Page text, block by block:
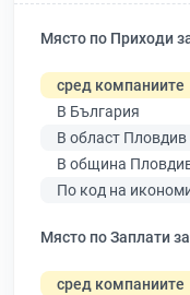
Място по Приходи
сред компаниите
В България
В област Пловдив
В община
По код на
Място по Заплати
сред компаниите